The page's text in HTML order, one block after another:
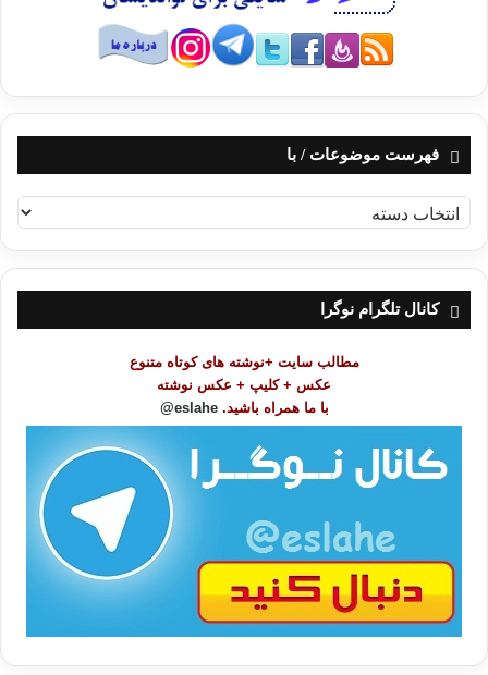
فهرست موضوعات / با
ه
ر
کانال تلگرام نوگرا
مطالب سایت +نوشته های کوتاه متنوع
عکس + کلیپ + عکس نوشته
با ما همراه باشید. eslahe@